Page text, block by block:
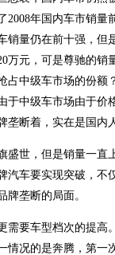
2008年国内车市销量
销量仍在前十强，但
万元，可是尊驰的销
占中级车市场的份额
于中级车市场由于价
垄断着，实在是国内
，但是销量一直
汽车要实现突破，不
垄断的局面。
要车型档次的提高
情况的是奔腾，第一